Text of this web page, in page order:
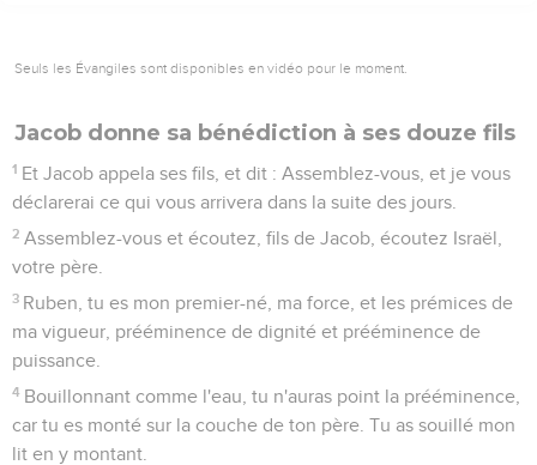
Seuls les Évangiles sont disponibles en vidéo pour le moment.
Jacob donne sa bénédiction à ses douze fils
1 Et Jacob appela ses fils, et dit : Assemblez-vous, et je vous
déclarerai ce qui vous arrivera dans la suite des jours.
2 Assemblez-vous et écoutez, fils de Jacob, écoutez Israël,
votre père.
3 Ruben, tu es mon premier-né, ma force, et les prémices de
ma vigueur, prééminence de dignité et prééminence de
puissance.
4 Bouillonnant comme l'eau, tu n'auras point la prééminence,
car tu es monté sur la couche de ton père. Tu as souillé mon
lit en y montant.